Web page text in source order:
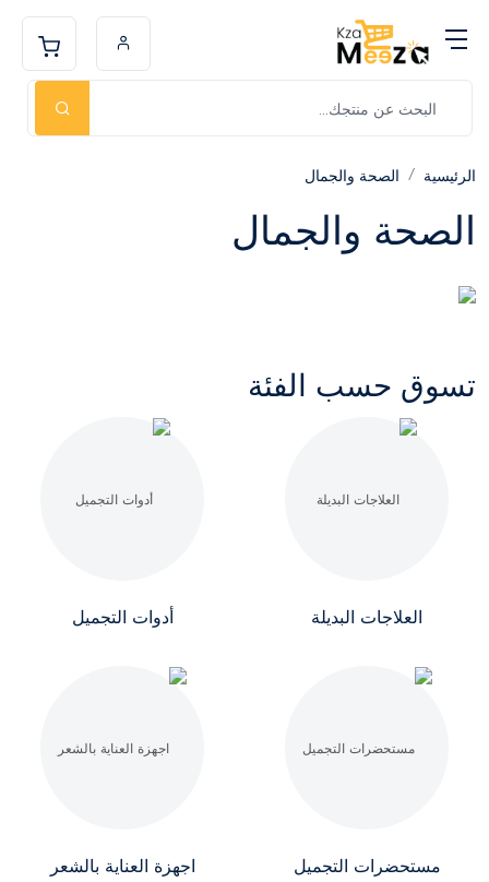
الرئيسية الصحة والجمال
الصحة والجمال
تسوق حسب الفئة
العلاجات البديلة أدوات التجميل
مستحضرات التجميل اجهزة العناية بالشعر